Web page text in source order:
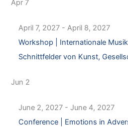
Apr 7
April 7, 2027 -April 8, 2027
Workshop | Internationale
Schnittfelder von Kunst,
Jun 2
June 2, 2027 - June 4, 2027
Conference | Emotions in